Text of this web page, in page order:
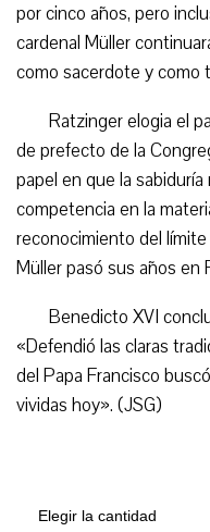
por cinco años, pero
cardenal Müller
como sacerdote y como
Ratzinger elogia el
de prefecto de la
papel en que la
competencia en la
reconocimiento del
Müller pasó sus años en
Benedicto XVI
«Defendió las claras
del Papa Francisco
vividas hoy». (JSG)